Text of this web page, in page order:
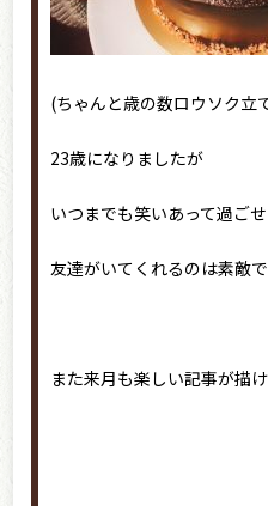
(ちゃんと歳の数ロウソク立
23歳になりましたが
いつまでも笑いあって過ご
友達がいてくれるのは素敵で
また来月も楽しい記事が描